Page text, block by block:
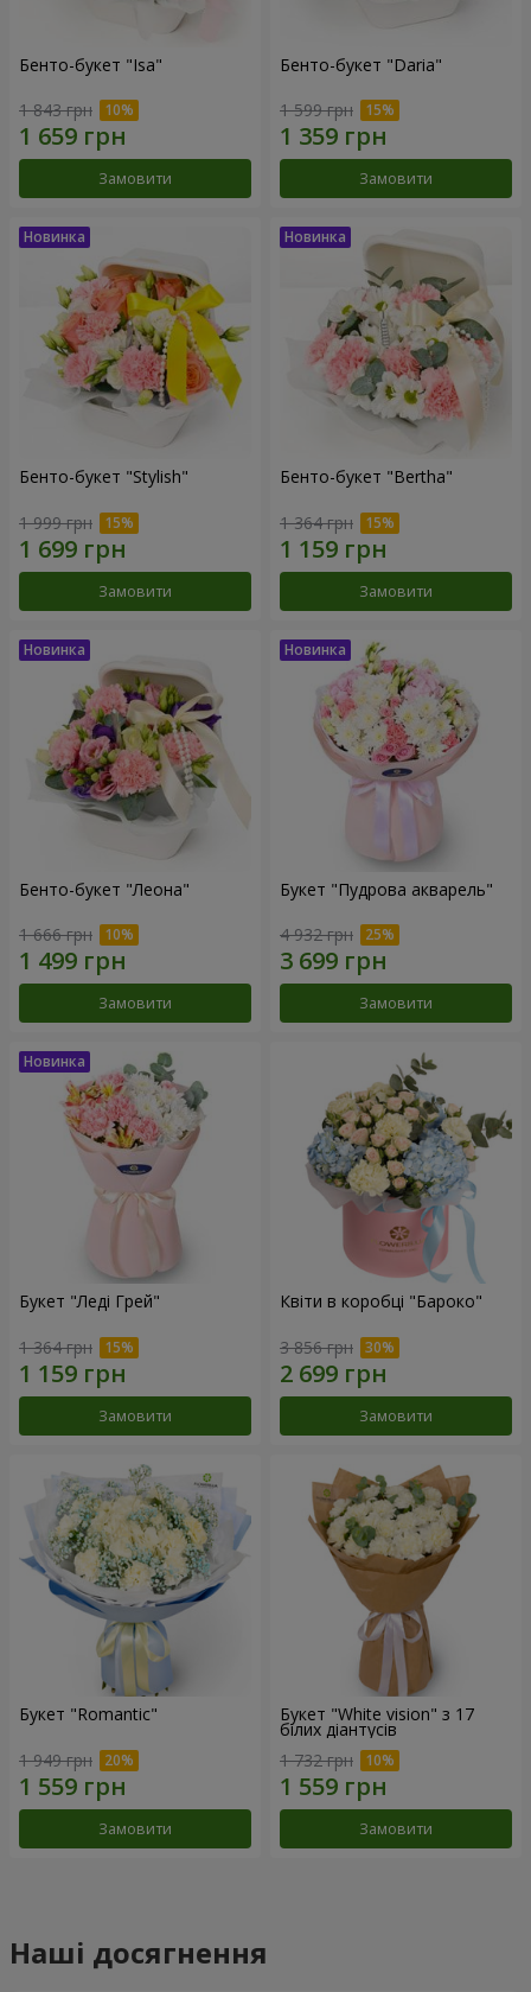
Бенто-букет "Isa"
1 843 грн
Замовити
Бенто-букет "Daria"
1 599 грн
Замовити
Бенто-букет "Stylish"
1 999 грн
Замовити
Бенто-букет "Bertha"
1 364 грн
Замовити
Бенто-букет "Леона"
1 666 грн
Замовити
Букет "Пудрова акварель"
4 932 грн
Замовити
Букет "Леді Грей"
1 364 грн
Замовити
Квіти в коробці "Бароко"
3 856 грн
Замовити
Букет "Romantic"
1 949 грн
Замовити
Букет "White vision" з 17
білих діантусів
1 732 грн
Замовити
Наші досягнення